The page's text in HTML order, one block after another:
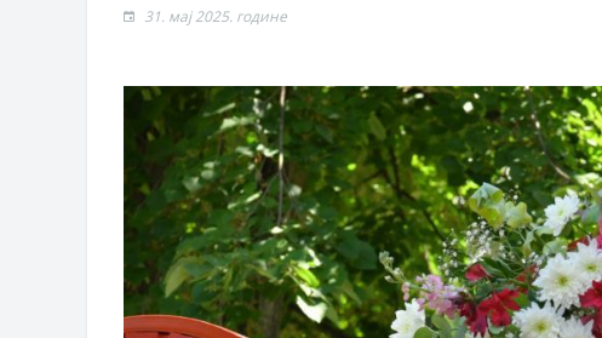
Захтјев за издавање ПОНОСНЕ КАРТИЦЕ
31. мај 2025. године